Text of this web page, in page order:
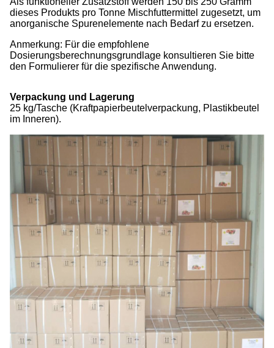
dieses Produkts pro Tonne Mischfuttermittel zugesetzt, um
anorganische Spurenelemente nach Bedarf zu ersetzen.
Anmerkung: Für die empfohlene
Dosierungsberechnungsgrundlage konsultieren Sie bitte
den Formulierer für die spezifische Anwendung.
Verpackung und Lagerung
25 kg/Tasche (Kraftpapierbeutelverpackung, Plastikbeutel
im Inneren).